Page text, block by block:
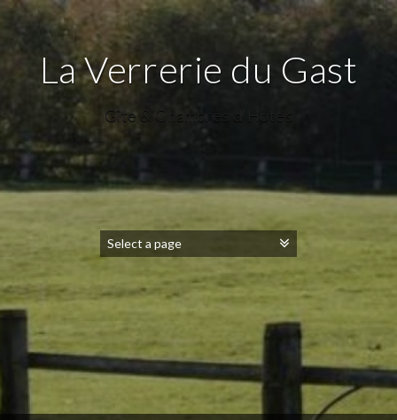
La Verrerie du Gast
Gîte & Chambres d'Hôtes